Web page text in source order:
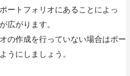
ートフォリオにあることによっ
広がります。
の作成を行っていない場合はポー
うにしましょう。